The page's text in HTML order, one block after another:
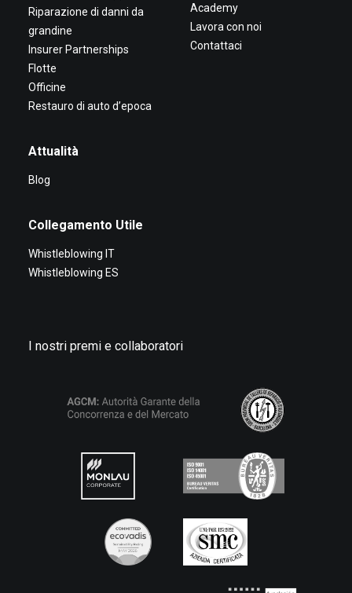
Riparazione di danni da
grandine
Insurer Partnerships
Flotte
Officine
Restauro di auto d’epoca
Academy
Lavora con noi
Contattaci
Attualità
Blog
Collegamento Utile
Whistleblowing IT
Whistleblowing ES
I nostri premi e collaboratori